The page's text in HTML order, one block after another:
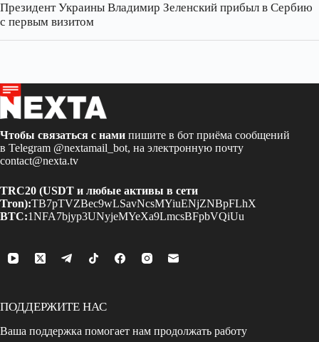
Президент Украины Владимир Зеленский прибыл в Сербию
с первым визитом
Чтобы связаться с нами пишите в бот приёма сообщений
в Telegram @nextamail_bot, на электронную почту
contact@nexta.tv
TRC20 (USDT и любые активы в сети
Tron):TB7pTVZBec9wLSavNcsMYiuENjZNBpFLhX
BTC:1NFA7bjyp3UNyjeMYeXa9LmcsBFpbVQiUu
ПОДДЕРЖИТЕ НАС
Ваша поддержка помогает нам продолжать работу